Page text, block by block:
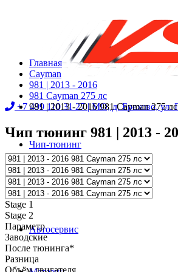
+7 499 110 31 27 |МО, д. Брехово, ул.
Чип-тюнинг
Диностенд
Автосервис
Главная
Cayman
981 | 2013 - 2016
981 Cayman 275 лс
981 | 2013 - 2016 981 Cayman 275 лс
Чип тюнинг 981 | 2013 -
Stage 1
Stage 2
Параметр
Заводские
После тюнинга*
Разница
Объём двигателя